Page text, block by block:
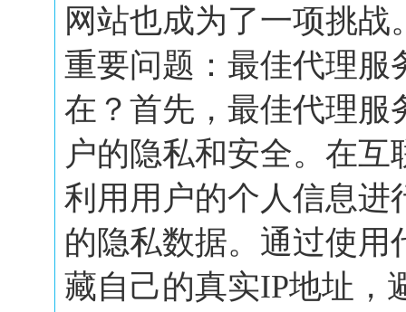
网站也成为了一项挑
重要问题：最佳代理服
在？首先，最佳代理服
户的隐私和安全。在
利用用户的个人信息进
的隐私数据。通过使
藏自己的真实IP地址，